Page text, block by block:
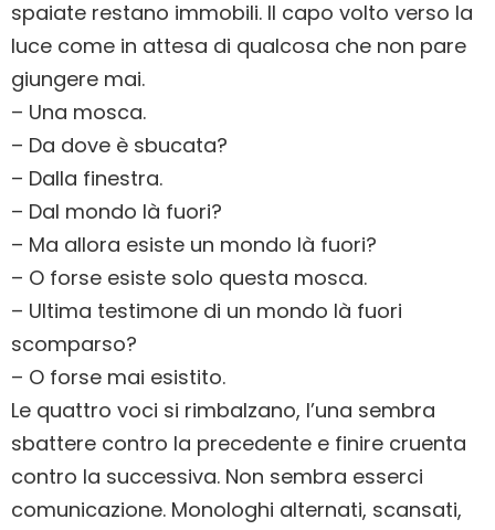
spaiate restano immobili. Il capo volto verso la
luce come in attesa di qualcosa che non pare
giungere mai.
– Una mosca.
– Da dove è sbucata?
– Dalla finestra.
– Dal mondo là fuori?
– Ma allora esiste un mondo là fuori?
– O forse esiste solo questa mosca.
– Ultima testimone di un mondo là fuori
scomparso?
– O forse mai esistito.
Le quattro voci si rimbalzano, l’una sembra
sbattere contro la precedente e finire cruenta
contro la successiva. Non sembra esserci
comunicazione. Monologhi alternati, scansati,